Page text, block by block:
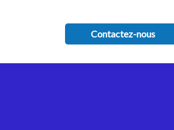
Contactez-nous